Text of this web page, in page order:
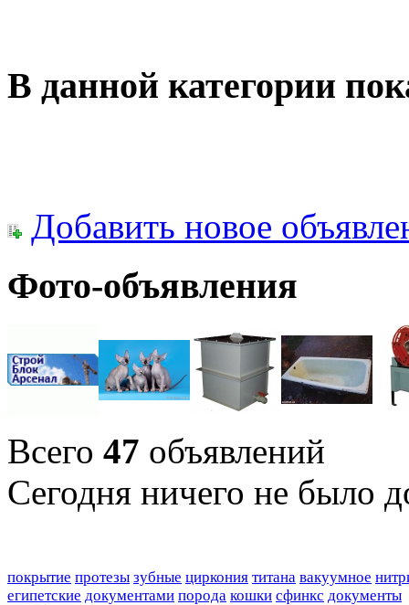
В данной категории
Добавить новое
Фото-объявления
Всего 47 объявлений
Сегодня ничего не было
покрытие протезы зубные циркония титана вакуумное
египетские документами порода кошки сфинкс документы